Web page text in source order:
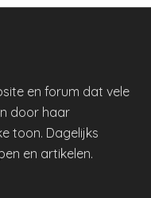
en forum dat vele
door haar
toon. Dagelijks
en artikelen.